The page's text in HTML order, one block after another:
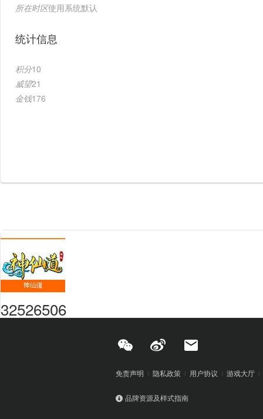
所在时区使用系统默认
统计信息
积分10
威望21
金钱176
32526506
免责声明 隐私政策 用户协议 游戏大厅
品牌资源及样式指南